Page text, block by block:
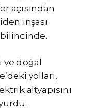
açısından
inşası
doğal
yolları,
altyapısını